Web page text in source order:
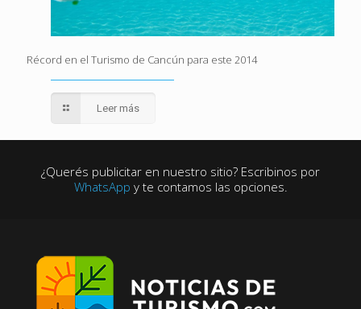
Récord en el Turismo de Cancún para este 2014
Leer más
¿Querés publicitar en nuestro sitio? Escribinos por
WhatsApp y te contamos las opciones.